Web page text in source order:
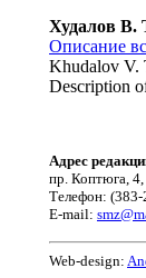
Худалов В.
Описание
Khudalov V.
Description
Адрес
пр. Коптюга,
Телефон: (383-
E-mail:
Web-design: